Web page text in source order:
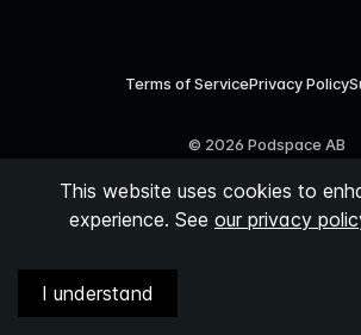
Terms of ServicePrivacy Policy
© 2026 Podspace AB
This website uses cookies to
experience. See our privacy
I understand